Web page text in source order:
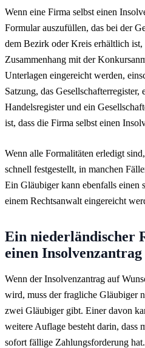
Wenn eine Firma selbst einen
Formular auszufüllen, das bei der
dem Bezirk oder Kreis erhältlich
Zusammenhang mit der
Unterlagen eingereicht werden,
Satzung, das Gesellschafterregister,
Handelsregister und ein
ist, dass die Firma selbst einen
Wenn alle Formalitäten erledigt
schnell festgestellt, in manchen
Ein Gläubiger kann ebenfalls einen
einem Rechtsanwalt eingereicht
Ein niederländischer
einen Insolvenzantrag
Wenn der Insolvenzantrag auf
wird, muss der fragliche Gläubiger
zwei Gläubiger gibt. Einer davon
weitere Auflage besteht darin, dass
sofort fällige Zahlungsforderung